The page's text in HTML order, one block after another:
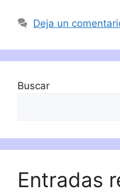
Deja un
Buscar
Entradas